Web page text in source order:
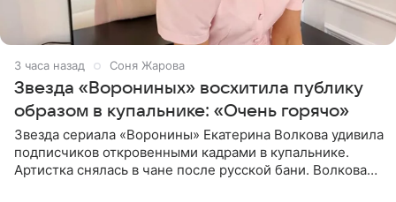
3 часа назад Соня Жарова
Звезда «Ворониных» восхитила публику
образом в купальнике: «Очень горячо»
Звезда сериала «Воронины» Екатерина Волкова удивила
подписчиков откровенными кадрами в купальнике.
Артистка снялась в чане после русской бани. Волкова